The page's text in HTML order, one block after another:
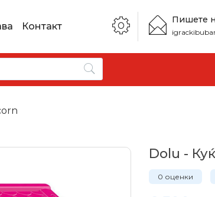
Контакт
Пишете
Dolu -
0 оценки